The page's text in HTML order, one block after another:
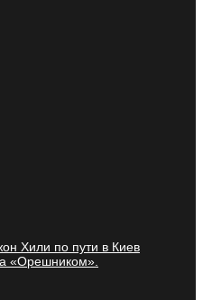
Хили по пути в Киев
«Орешником».